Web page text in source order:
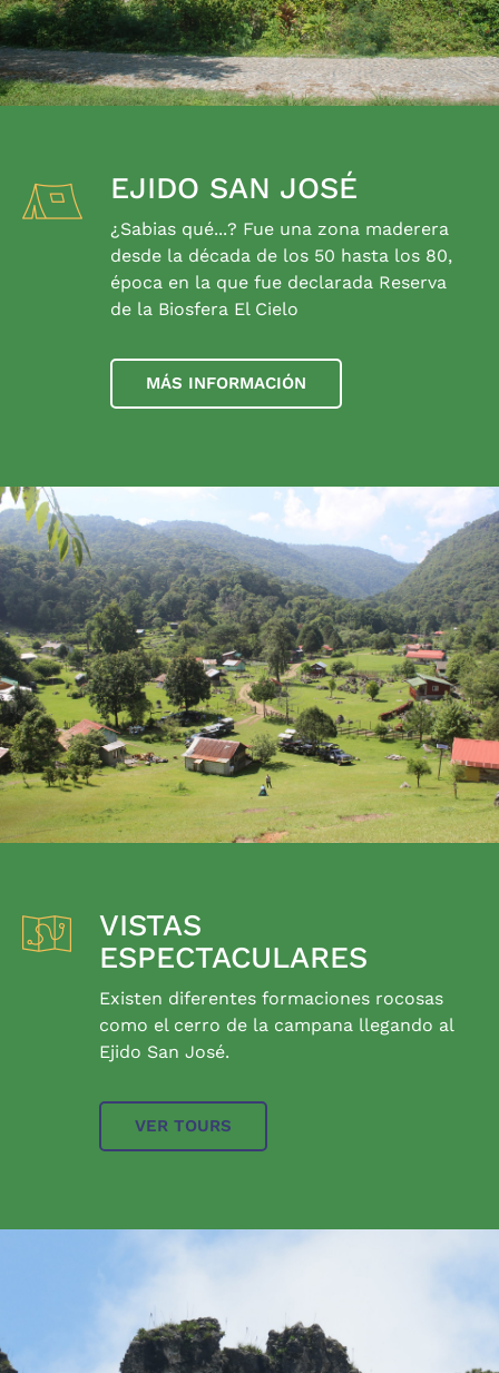
EJIDO SAN JOSÉ
¿Sabias qué...? Fue una zona maderera
desde la década de los 50 hasta los 80,
época en la que fue declarada Reserva
de la Biosfera El Cielo
MÁS INFORMACIÓN
VISTAS
ESPECTACULARES
Existen diferentes formaciones rocosas
como el cerro de la campana llegando al
Ejido San José.
VER TOURS